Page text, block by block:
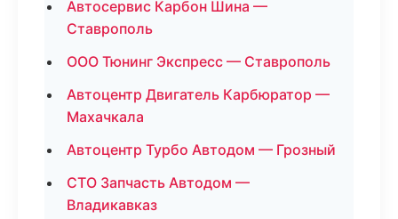
Автосервис Карбон Шина —
Ставрополь
ООО Тюнинг Экспресс — Ставрополь
Автоцентр Двигатель Карбюратор —
Махачкала
Автоцентр Турбо Автодом — Грозный
СТО Запчасть Автодом —
Владикавказ